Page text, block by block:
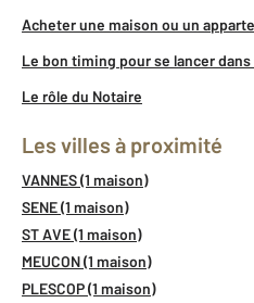
Acheter une maison ou un
Le bon timing pour se lancer
Le rôle du Notaire
Les villes à proximité
VANNES (1 maison)
SENE (1 maison)
ST AVE (1 maison)
MEUCON (1 maison)
PLESCOP (1 maison)